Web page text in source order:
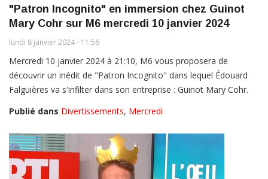
"Patron Incognito" en immersion chez Guinot
Mary Cohr sur M6 mercredi 10 janvier 2024
lundi 8 janvier 2024 - 11:56
Mercredi 10 janvier 2024 à 21:10, M6 vous proposera de
découvrir un inédit de "Patron Incognito" dans lequel Édouard
Falguières va s'infilter dans son entreprise : Guinot Mary Cohr.
Publié dans Divertissements, Mercredi